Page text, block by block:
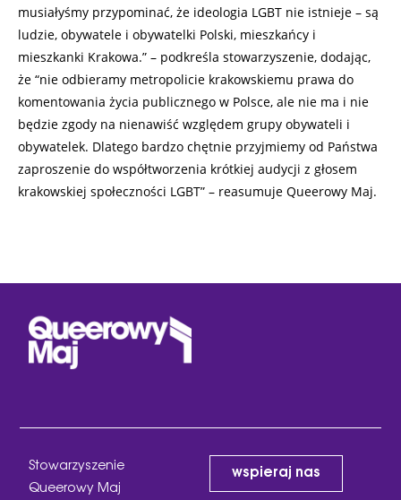
musiałyśmy przypominać, że ideologia LGBT nie istnieje – są
ludzie, obywatele i obywatelki Polski, mieszkańcy i
mieszkanki Krakowa.” – podkreśla stowarzyszenie, dodając,
że “nie odbieramy metropolicie krakowskiemu prawa do
komentowania życia publicznego w Polsce, ale nie ma i nie
będzie zgody na nienawiść względem grupy obywateli i
obywatelek. Dlatego bardzo chętnie przyjmiemy od Państwa
zaproszenie do współtworzenia krótkiej audycji z głosem
krakowskiej społeczności LGBT” – reasumuje Queerowy Maj.
Stowarzyszenie
Queerowy Maj
wspieraj nas